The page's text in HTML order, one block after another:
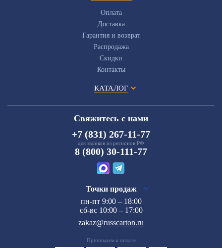
Оплата
Доставка
Гарантия и возврат
Распродажа
Скидки
Контакты
КАТАЛОГ
Свяжитесь с нами
+7 (831) 267-11-77
для звонков из регионов РФ
8 (800) 30-111-77
Точки продаж
пн-пт 9:00 – 18:00
сб-вс 10:00 – 17:00
zakaz@russcarton.ru
Принимаем к оплате